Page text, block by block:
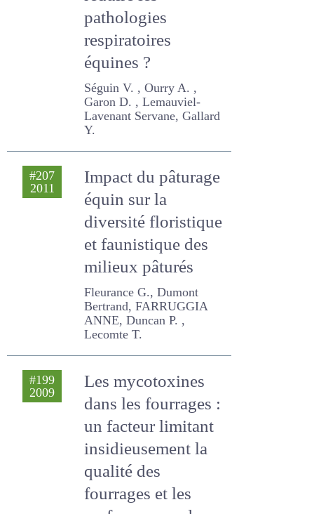
fourrages pour
réduire les
pathologies
respiratoires
équines ?
Séguin V. , Ourry A. , Garon
Impact du
pâturage équin sur
la diversité
floristique et
faunistique des
milieux pâturés
Fleurance G., Dumont
Bertrand, FARRUGGIA
ANNE, Duncan P. , Lecomte
T.
Les mycotoxines
dans les fourrages
: un facteur
limitant